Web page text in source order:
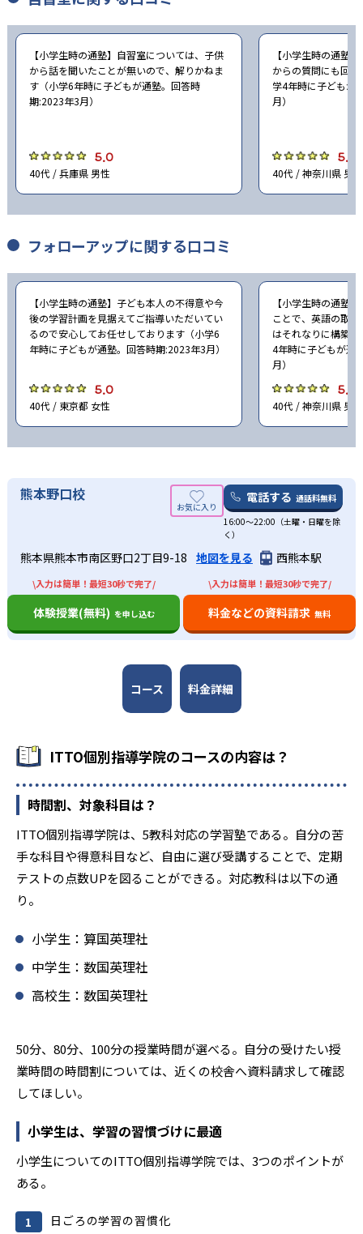
【小学生時の通塾】自習室については、子供
から話を聞いたことが無いので、解りかねま
す（小学6年時に子どもが通塾。回答時
期:2023年3月）
5.0
40代 / 兵庫県 男性
【小学生時の通塾
からの質問にも回
学4年時に子どもが
月）
5.0
40代 / 神奈川県 男性
フォローアップに関する口コミ
【小学生時の通塾】子ども本人の不得意や今
後の学習計画を見据えてご指導いただいてい
るので安心してお任せしております（小学6
年時に子どもが通塾。回答時期:2023年3月）
5.0
40代 / 東京都 女性
【小学生時の通塾
ことで、英語の取
はそれなりに構築
4年時に子どもが通
月）
5.0
40代 / 神奈川県 男性
熊本野口校 電話する 通話料無料
16:00〜22:00（土曜・日曜を除
く）
熊本県熊本市南区野口2丁目9-18 地図を見る 西熊本駅
\入力は簡単！最短30秒で完了/
体験授業(無料) を申し込む
\入力は簡単！最短30秒で完了/
料金などの資料請求 無料
コース 料金詳細
ITTO個別指導学院のコースの内容は？
時間割、対象科目は？
ITTO個別指導学院は、5教科対応の学習塾である。自分の苦
手な科目や得意科目など、自由に選び受講することで、定期
テストの点数UPを図ることができる。対応教科は以下の通
り。
小学生：算国英理社
中学生：数国英理社
高校生：数国英理社
50分、80分、100分の授業時間が選べる。自分の受けたい授
業時間の時間割については、近くの校舎へ資料請求して確認
してほしい。
小学生は、学習の習慣づけに最適
小学生についてのITTO個別指導学院では、3つのポイントが
ある。
日ごろの学習の習慣化